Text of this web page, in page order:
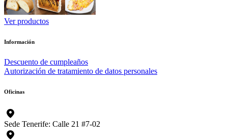
Ver productos
Información
Descuento de cumpleaños
Autorización de tratamiento de datos personales
Oficinas
Sede Tenerife: Calle 21 #7-02